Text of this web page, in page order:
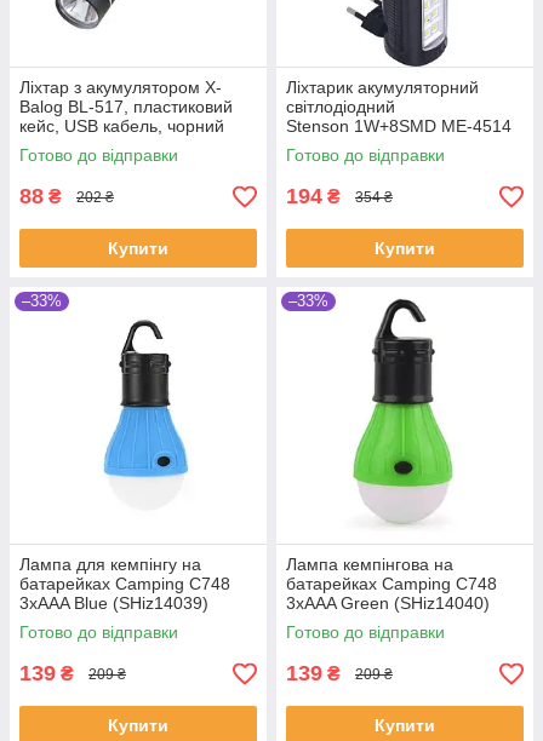
Ліхтар з акумулятором X-
Balog BL-517, пластиковий
кейс, USB кабель, чорний
(SHiz12483)
Готово до відправки
88 ₴ 202 ₴
Купити
Ліхтарик акумуляторний
світлодіодний
Stenson 1W+8SMD ME-4514
(SH019706)
Готово до відправки
194 ₴ 354 ₴
Купити
–33%
Лампа для кемпінгу на
батарейках Camping C748
3xAAA Blue (SHiz14039)
Готово до відправки
139 ₴ 209 ₴
Купити
–33%
Лампа кемпінгова на
батарейках Camping C748
3xAAA Green (SHiz14040)
Готово до відправки
139 ₴ 209 ₴
Купити